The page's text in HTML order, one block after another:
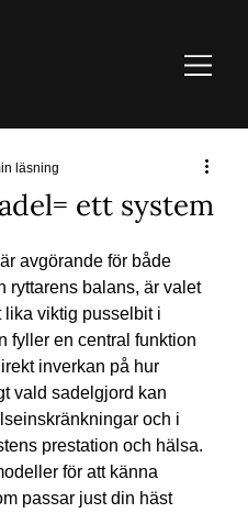
ett system
läsning
avgörande för både
ryttarens balans, är valet
lika viktig pusselbit i
fyller en central funktion
inverkan på hur
vald sadelgjord kan
och i
prestation och hälsa.
för att känna
passar just din häst